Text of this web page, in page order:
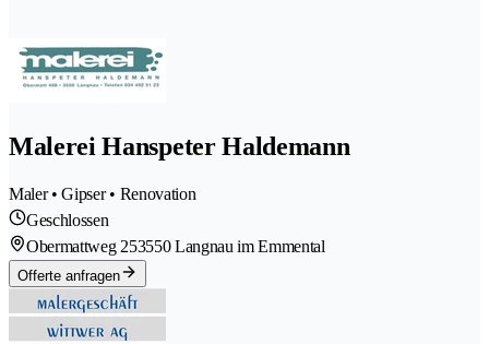
Malerei Hanspeter Haldemann
Maler • Gipser • Renovation
Geschlossen
Obermattweg 253550 Langnau im Emmental
Offerte anfragen